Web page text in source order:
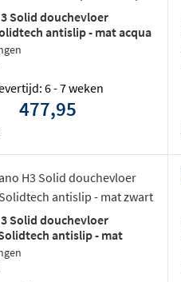
Solid douchevloer
antislip - mat acqua
6 - 7 weken
477,95
Solid douchevloer
antislip - mat